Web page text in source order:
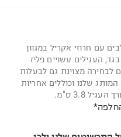
עם חרוזי אקריל במגוון
העגילים עשויים פליז
לבחירה מצוינת גם לבעלות
שלנו וכוללים אחריות
3.8 ס"מ.